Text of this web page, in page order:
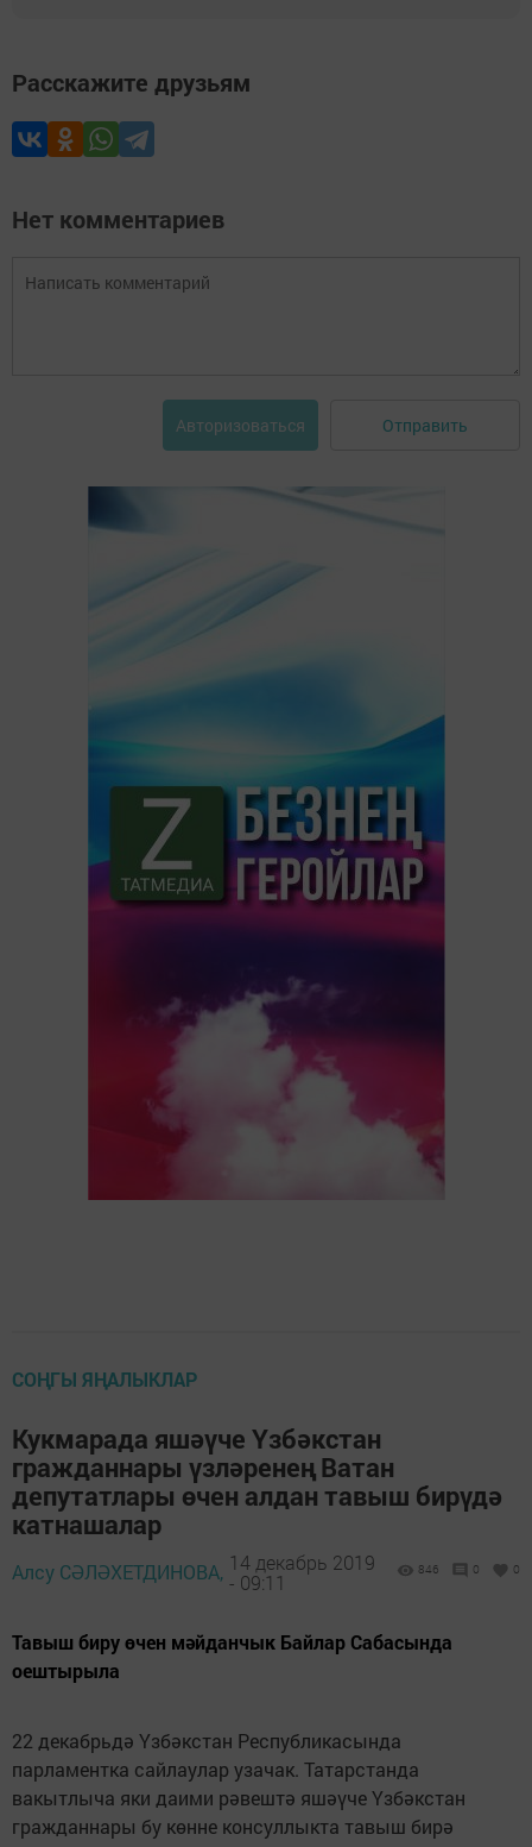
Расскажите друзьям
Нет комментариев
Авторизоваться Отправить
СОҢГЫ ЯҢАЛЫКЛАР
Кукмарада яшәүче Үзбәкстан
гражданнары үзләренең Ватан
депутатлары өчен алдан тавыш бирүдә
катнашалар
Алсу СӘЛӘХЕТДИНОВА, 14 декабрь 2019
- 09:11
846 0 0
Тавыш биру өчен мәйданчык Байлар Сабасында
оештырыла
22 декабрьдә Үзбәкстан Республикасында
парламентка сайлаулар узачак. Татарстанда
вакытлыча яки даими рәвештә яшәүче Үзбәкстан
гражданнары бу көнне консуллыкта тавыш бирә